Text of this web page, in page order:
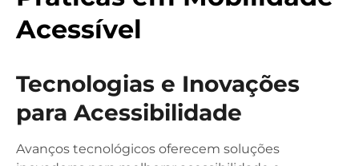
Acessível
Tecnologias e Inovações
para Acessibilidade
Avanços tecnológicos oferecem soluções